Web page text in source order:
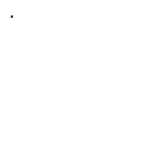
.